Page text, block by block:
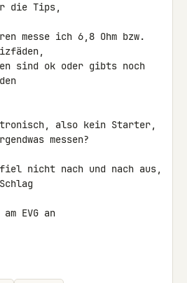
die Tips,
messe ich 6,8 Ohm bzw.
sind ok oder gibts noch
also kein Starter,
messen?
nicht nach und nach aus,
EVG an